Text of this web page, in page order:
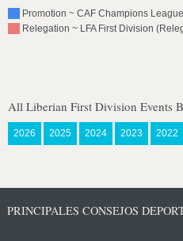
Promotion ~ CAF Champions
Relegation ~ LFA First Division
All Liberian First Division Events
2026 2025 2024 2023 2022
PRINCIPALES CONSEJOS